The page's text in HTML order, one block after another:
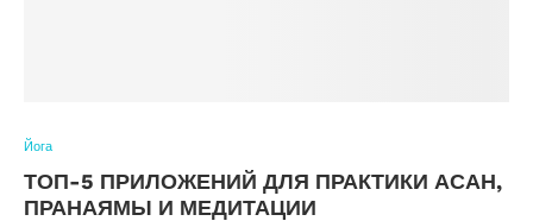
Йога
ТОП-5 ПРИЛОЖЕНИЙ ДЛЯ ПРАКТИКИ АСАН,
ПРАНАЯМЫ И МЕДИТАЦИИ